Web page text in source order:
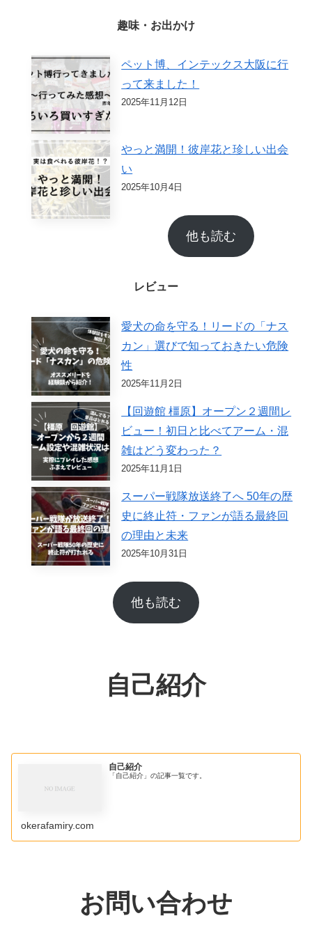
趣味・お出かけ
ペット博、インテックス大阪に行
って来ました！
2025年11月12日
やっと満開！彼岸花と珍しい出会
い
2025年10月4日
他も読む
レビュー
愛犬の命を守る！リードの「ナス
カン」選びで知っておきたい危険
性
2025年11月2日
【回遊館 橿原】オープン２週間レ
ビュー！初日と比べてアーム・混
雑はどう変わった？
2025年11月1日
スーパー戦隊放送終了へ 50年の歴
史に終止符・ファンが語る最終回
の理由と未来
2025年10月31日
他も読む
自己紹介
自己紹介
「自己紹介」の記事一覧です。
okerafamiry.com
お問い合わせ